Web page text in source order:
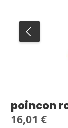
poincon
Prix régulier :
16,01 €